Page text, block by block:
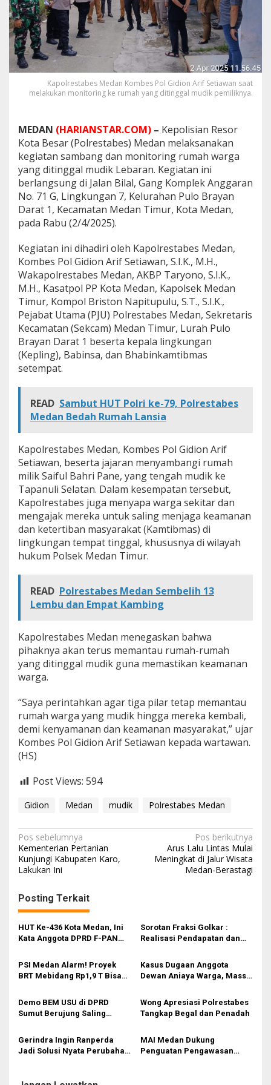
o
n
t
i
n
g
m
h
W
a
r
g
a
y
a
g
D
i
t
i
n
g
g
a
l
M
k
Kapolrestabes Medan Kombes Pol Gidion Arif Setiawan saat
melakukan monitoring ke rumah yang ditinggal mudik pemiliknya.
MEDAN (HARIANSTAR.COM) – Kepolisian Resor
Kota Besar (Polrestabes) Medan melaksanakan
kegiatan sambang dan monitoring rumah warga
yang ditinggal mudik Lebaran. Kegiatan ini
berlangsung di Jalan Bilal, Gang Komplek Anggaran
No. 71 G, Lingkungan 7, Kelurahan Pulo Brayan
Darat 1, Kecamatan Medan Timur, Kota Medan,
pada Rabu (2/4/2025).
Kegiatan ini dihadiri oleh Kapolrestabes Medan,
Kombes Pol Gidion Arif Setiawan, S.I.K., M.H.,
Wakapolrestabes Medan, AKBP Taryono, S.I.K.,
M.H., Kasatpol PP Kota Medan, Kapolsek Medan
Timur, Kompol Briston Napitupulu, S.T., S.I.K.,
Pejabat Utama (PJU) Polrestabes Medan, Sekretaris
Kecamatan (Sekcam) Medan Timur, Lurah Pulo
Brayan Darat 1 beserta kepala lingkungan
(Kepling), Babinsa, dan Bhabinkamtibmas
setempat.
READ Sambut HUT Polri ke-79, Polrestabes
Medan Bedah Rumah Lansia
Kapolrestabes Medan, Kombes Pol Gidion Arif
Setiawan, beserta jajaran menyambangi rumah
milik Saiful Bahri Pane, yang tengah mudik ke
Tapanuli Selatan. Dalam kesempatan tersebut,
Kapolrestabes juga menyapa warga sekitar dan
mengajak mereka untuk saling menjaga keamanan
dan ketertiban masyarakat (Kamtibmas) di
lingkungan tempat tinggal, khususnya di wilayah
hukum Polsek Medan Timur.
READ Polrestabes Medan Sembelih 13
Lembu dan Empat Kambing
Kapolrestabes Medan menegaskan bahwa
pihaknya akan terus memantau rumah-rumah
yang ditinggal mudik guna memastikan keamanan
warga.
“Saya perintahkan agar tiga pilar tetap memantau
rumah warga yang mudik hingga mereka kembali,
demi kenyamanan dan keamanan masyarakat,” ujar
Kombes Pol Gidion Arif Setiawan kepada wartawan.
(HS)
Post Views: 594
Gidion Medan mudik Polrestabes Medan
N
a
v
i
g
a
s
i
p
s
Pos sebelumnya
Kementerian Pertanian
Kunjungi Kabupaten Karo,
Lakukan Ini
Pos berikutnya
Arus Lalu Lintas Mulai
Meningkat di Jalur Wisata
Medan-Berastagi
Posting Terkait
HUT Ke-436 Kota Medan, Ini
Kata Anggota DPRD F-PAN
Sorotan Fraksi Golkar :
Realisasi Pendapatan dan
Penyebabnya
PSI Medan Alarm! Proyek
BRT Mebidang Rp1,9 T Bisa
Hitungan Kritisnya
Kasus Dugaan Anggota
Dewan Aniaya Warga, Massa
Sanksi dan Polrestabes
Segera Usut
Demo BEM USU di DPRD
Sumut Berujung Saling
Program Pemerintah
Wong Apresiasi Polrestabes
Tangkap Begal dan Penadah
Gerindra Ingin Ranperda
Jadi Solusi Nyata Perubahan
MAI Medan Dukung
Penguatan Pengawasan